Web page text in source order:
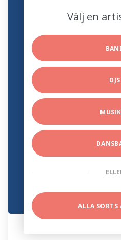
Välj en
DJS
ALLA SORTS